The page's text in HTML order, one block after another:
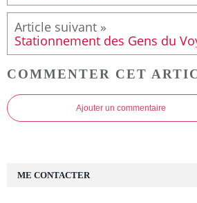
Stationnement des Gens du
COMMENTER CET
Ajouter un commentaire
ME CONTACTER